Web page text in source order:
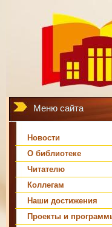
Меню сайта
Новости
О библиотеке
Читателю
Коллегам
Наши достижения
Проекты и